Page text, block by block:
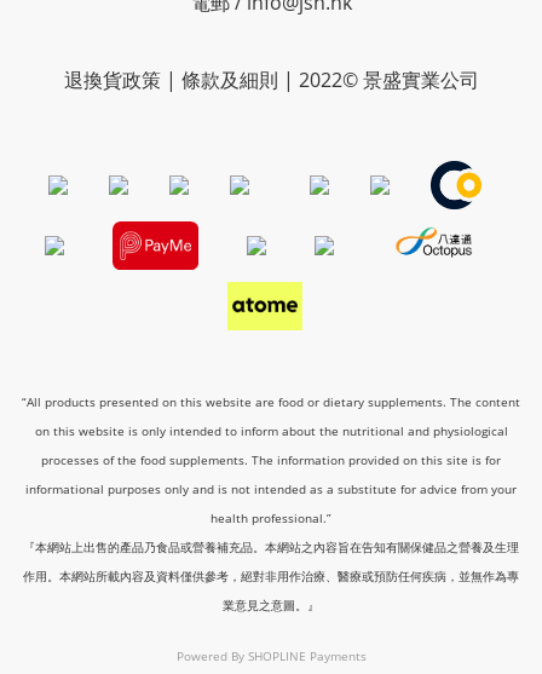
退換貨政策 | 條款及細則 | 2022© 景盛實業公司
“All products presented on this website are food or dietary supplements. The content
on this website is only intended to inform about the nutritional and physiological
processes of the food supplements. The information provided on this site is for
informational purposes only and is not intended as a substitute for advice from your
health professional.”
『本網站上出售的產品乃食品或營養補充品。本網站之內容旨在告知有關保健品之營養及生理
作用。本網站所載內容及資料僅供參考，絕對非用作治療、醫療或預防任何疾病，並無作為專
業意見之意圖。』
Powered By SHOPLINE Payments